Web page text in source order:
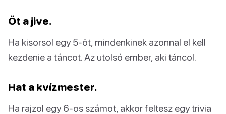
Öt a jive.
Ha kisorsol egy 5-öt, mindenkinek azonnal el kell
kezdenie a táncot. Az utolsó ember, aki táncol.
Hat a kvízmester.
Ha rajzol egy 6-os számot, akkor feltesz egy trivia